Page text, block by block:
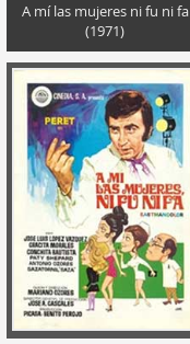
A mí las mujeres ni fu ni fa
(1971)